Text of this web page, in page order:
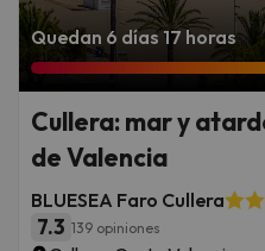
Quedan 6 días 17 horas
Cullera: mar y
de Valencia
BLUESEA Faro Cullera
7.3 139 opiniones